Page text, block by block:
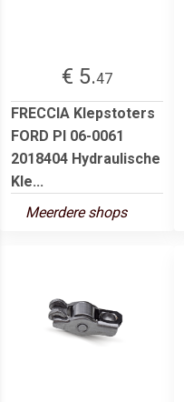
€ 5.47
FRECCIA Klepstoters
FORD PI 06-0061
2018404 Hydraulische
Kle...
Meerdere shops